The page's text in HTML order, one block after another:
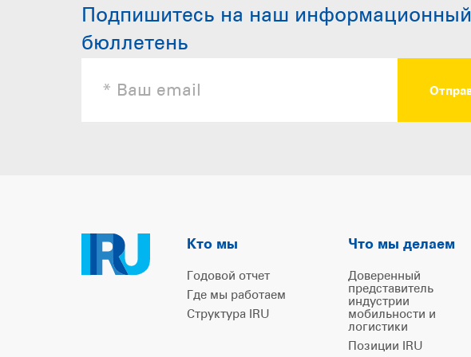
Подпишитесь на наш информационный
бюллетень
Кто мы
Годовой отчет
Где мы работаем
Структура IRU
Что мы делаем
Доверенный
представитель
индустрии
мобильности и
логистики
Позиции IRU